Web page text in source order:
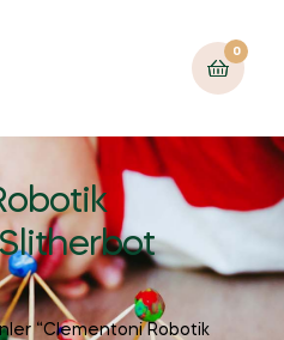
0
“Clementoni Robotik